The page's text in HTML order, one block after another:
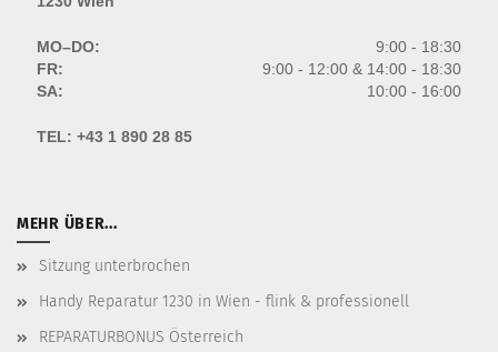
MO–DO:
9:00 - 18:30
FR:
9:00 - 12:00 & 14:00 - 18:30
SA:
10:00 - 16:00
TEL: +43 1 890 28 85
MEHR ÜBER...
Sitzung unterbrochen
Handy Reparatur 1230 in Wien - flink & professionell
REPARATURBONUS Österreich